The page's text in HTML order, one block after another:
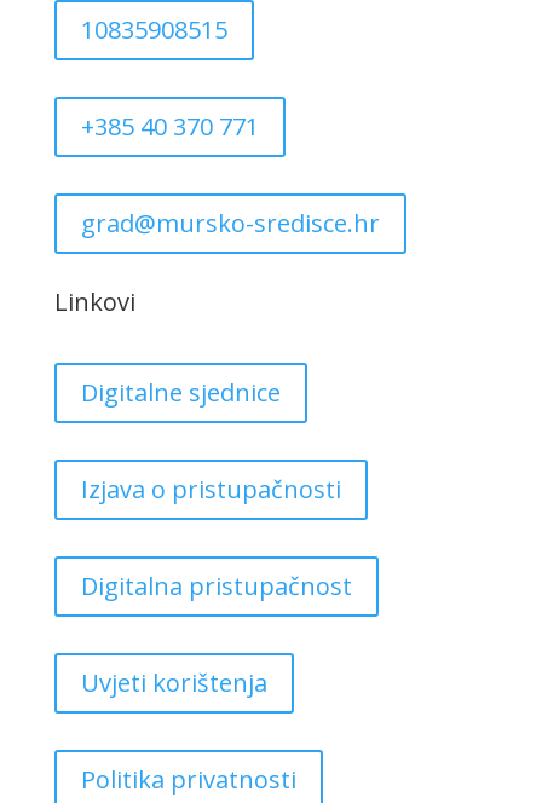
10835908515
+385 40 370 771
grad@mursko-sredisce.hr
Linkovi
Digitalne sjednice
Izjava o pristupačnosti
Digitalna pristupačnost
Uvjeti korištenja
Politika privatnosti